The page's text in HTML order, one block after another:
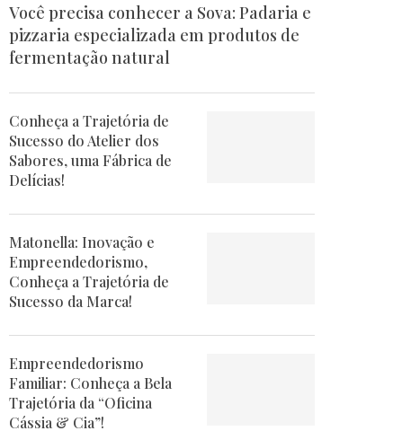
Você precisa conhecer a Sova: Padaria e
pizzaria especializada em produtos de
fermentação natural
Conheça a Trajetória de
Sucesso do Atelier dos
Sabores, uma Fábrica de
Delícias!
Matonella: Inovação e
Empreendedorismo,
Conheça a Trajetória de
Sucesso da Marca!
Empreendedorismo
Familiar: Conheça a Bela
Trajetória da “Oficina
Cássia & Cia”!